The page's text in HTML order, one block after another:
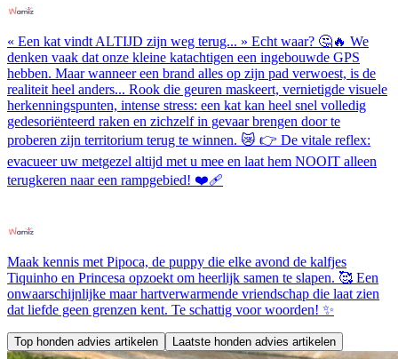
« Een kat vindt ALTIJD zijn weg terug... » Echt waar? 🤔🔥 We
denken vaak dat onze kleine katachtigen een ingebouwde GPS
hebben. Maar wanneer een brand alles op zijn pad verwoest, is de
realiteit heel anders... Rook die geuren maskeert, vernietigde visuele
herkenningspunten, intense stress: een kat kan heel snel volledig
gedesoriënteerd raken en zichzelf in gevaar brengen door te
proberen zijn territorium terug te winnen. 😿 👉 De vitale reflex:
evacueer uw metgezel altijd met u mee en laat hem NOOIT alleen
terugkeren naar een rampgebied! ❤️‍🩹
Maak kennis met Pipoca, de puppy die elke avond de kalfjes
Tiquinho en Princesa opzoekt om heerlijk samen te slapen. 🥰 Een
onwaarschijnlijke maar hartverwarmende vriendschap die laat zien
dat liefde geen grenzen kent. Te schattig voor woorden! ✨
Top honden advies artikelen Laatste honden advies artikelen